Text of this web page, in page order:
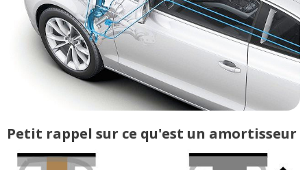
Petit rappel sur ce qu'est un amortisseur